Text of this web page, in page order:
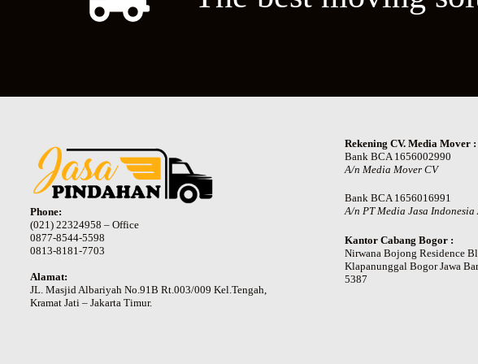
Phone:
(021) 22324958 – Office
0877-8544-5598
0813-8181-7703
Alamat:
JL. Masjid Albariyah No.91B Rt.003/009 Kel.Tengah,
Kramat Jati – Jakarta Timur.
Rekening CV. Media Mover :
Bank BCA 1656002990
A/n Media Mover CV
Bank BCA 1656016991
A/n PT Media Jasa Indonesia
Kantor Cabang Bogor :
Nirwana Bojong Residence
Klapanunggal Bogor Jawa
5387